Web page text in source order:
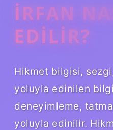
İRFAN
EDILIR?
Hikmet bilgisi,
yoluyla edinilen
deneyimleme,
yoluyla edinilir.